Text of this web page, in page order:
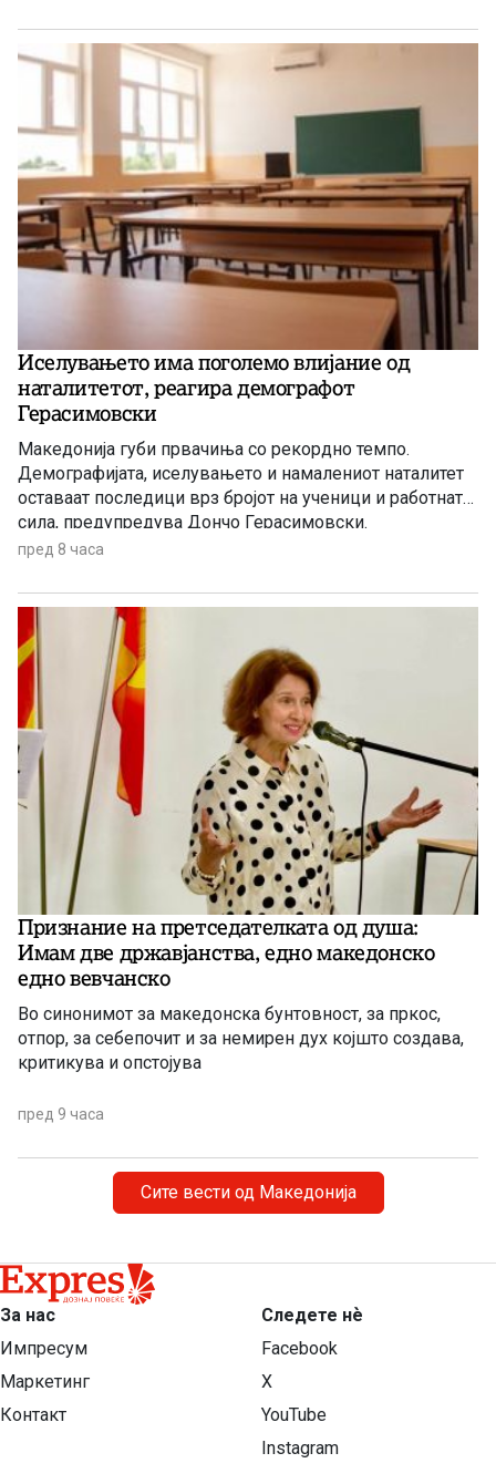
Иселувањето има поголемо влијание од
наталитетот, реагира демографот
Герасимовски
Македонија губи првачиња со рекордно темпо.
Демографијата, иселувањето и намалениот наталитет
оставаат последици врз бројот на ученици и работната
сила, предупредува Дончо Герасимовски.
пред 8 часа
Признание на претседателката од душа:
Имам две државјанства, едно македонско
едно вевчанско
Во синонимот за македонска бунтовност, за пркос,
отпор, за себепочит и за немирен дух којшто создава,
критикува и опстојува
пред 9 часа
Сите вести од Македонија
За нас
Импресум
Маркетинг
Контакт
Следете нѐ
Facebook
X
YouTube
Instagram